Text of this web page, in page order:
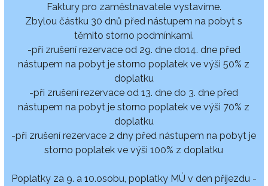
Faktury pro zaměstnavatele vystavíme.
Zbylou částku 30 dnů před nástupem na pobyt s
těmito storno podmínkami.
-při zrušení rezervace od 29. dne do14. dne před
nástupem na pobyt je storno poplatek ve výši 50% z
doplatku
-při zrušení rezervace od 13. dne do 3. dne před
nástupem na pobyt je storno poplatek ve výši 70% z
doplatku
-při zrušení rezervace 2 dny před nástupem na pobyt je
storno poplatek ve výši 100% z doplatku
Poplatky za 9. a 10.osobu, poplatky MÚ v den příjezdu -